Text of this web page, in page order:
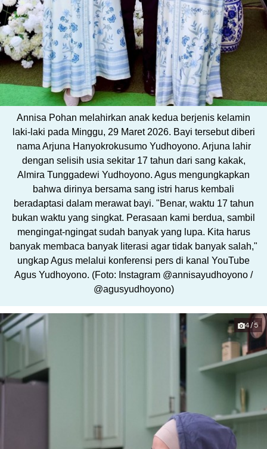
Annisa Pohan melahirkan anak kedua berjenis kelamin
laki-laki pada Minggu, 29 Maret 2026. Bayi tersebut diberi
nama Arjuna Hanyokrokusumo Yudhoyono. Arjuna lahir
dengan selisih usia sekitar 17 tahun dari sang kakak,
Almira Tunggadewi Yudhoyono. Agus mengungkapkan
bahwa dirinya bersama sang istri harus kembali
beradaptasi dalam merawat bayi. "Benar, waktu 17 tahun
bukan waktu yang singkat. Perasaan kami berdua, sambil
mengingat-ngingat sudah banyak yang lupa. Kita harus
banyak membaca banyak literasi agar tidak banyak salah,"
ungkap Agus melalui konferensi pers di kanal YouTube
Agus Yudhoyono. (Foto: Instagram @annisayudhoyono /
@agusyudhoyono)
4/5